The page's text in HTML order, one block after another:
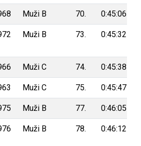
Muži B 70. 0:45:06
Muži B 73. 0:45:32
Muži C 74. 0:45:38
Muži C 75. 0:45:47
Muži B 77. 0:46:05
Muži B 78. 0:46:12